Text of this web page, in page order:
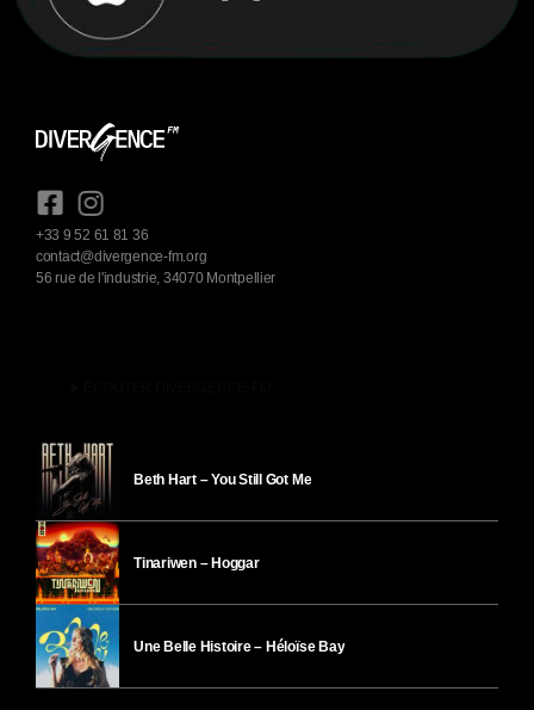
+33 9 52 61 81 36
contact@divergence-fm.org
56 rue de l'industrie, 34070 Montpellier
Beth Hart – You Still Got Me
Tinariwen – Hoggar
Une Belle Histoire – Héloïse Bay